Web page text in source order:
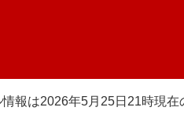
報は2026年5月25日21時現